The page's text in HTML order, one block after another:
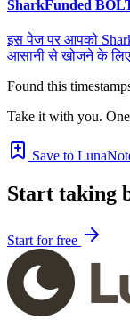
SharkFunded BOLT
इस पेज पर आपको
आसानी से खोजने के
Found this
Take it with you.
Save to
Start taking
Start for free